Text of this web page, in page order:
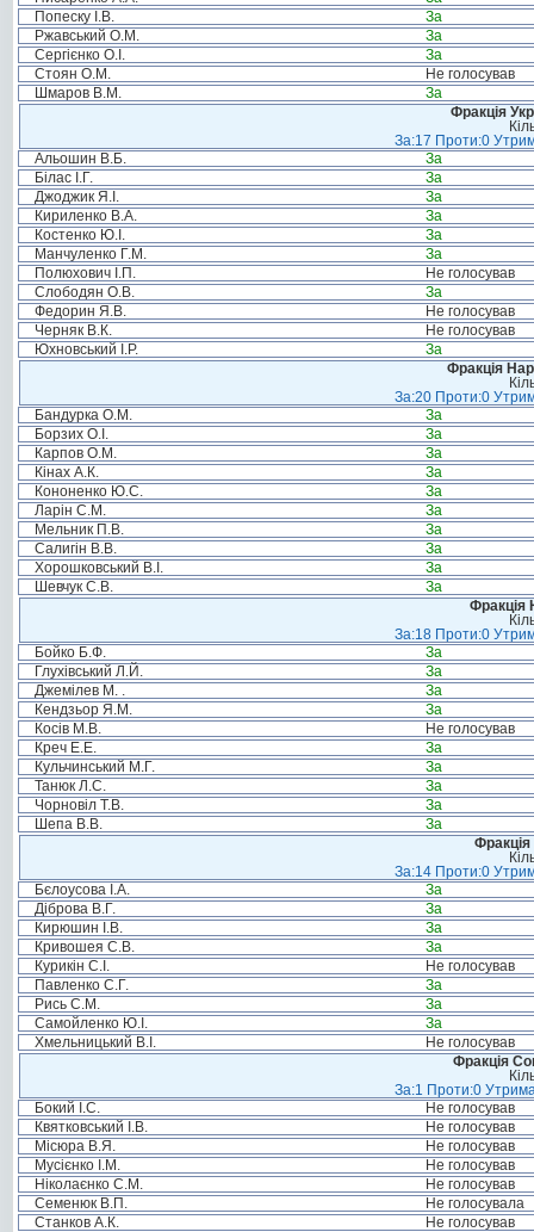
Попеску І.В.
За
Ржавський О.М.
За
Сергієнко О.І.
За
Стоян О.М.
Не голосував
Шмаров В.М.
За
Фракція
За:17 Проти:0
Альошин В.Б.
За
Білас І.Г.
За
Джоджик Я.І.
За
Кириленко В.А.
За
Костенко Ю.І.
За
Манчуленко Г.М.
За
Полюхович І.П.
Не голосував
Слободян О.В.
За
Федорин Я.В.
Не голосував
Черняк В.К.
Не голосував
Юхновський І.Р.
За
Фракція
За:20 Проти:0
Бандурка О.М.
За
Борзих О.І.
За
Карпов О.М.
За
Кінах А.К.
За
Кононенко Ю.С.
За
Ларін С.М.
За
Мельник П.В.
За
Салигін В.В.
За
Хорошковський В.І.
За
Шевчук С.В.
За
Фракція
За:18 Проти:0
Бойко Б.Ф.
За
Глухівський Л.Й.
За
Джемілев М. .
За
Кендзьор Я.М.
За
Косів М.В.
Не голосував
Креч Е.Е.
За
Кульчинський М.Г.
За
Танюк Л.С.
За
Чорновіл Т.В.
За
Шепа В.В.
За
Фракція
За:14 Проти:0
Бєлоусова І.А.
За
Діброва В.Г.
За
Кирюшин І.В.
За
Кривошея С.В.
За
Курикін С.І.
Не голосував
Павленко С.Г.
За
Рись С.М.
За
Самойленко Ю.І.
За
Хмельницький В.І.
Не голосував
Фракція
За:1 Проти:0
Бокий І.С.
Не голосував
Квятковський І.В.
Не голосував
Місюра В.Я.
Не голосував
Мусієнко І.М.
Не голосував
Ніколаєнко С.М.
Не голосував
Семенюк В.П.
Не голосувала
Станков А.К.
Не голосував